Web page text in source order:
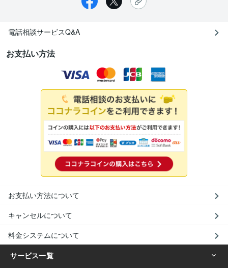
電話相談サービスQ&A
お支払い方法
お支払い方法について
キャンセルについて
料金システムについて